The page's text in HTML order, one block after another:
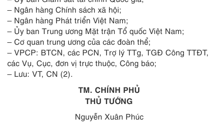
– Ngân hàng Chính sách xã hội;
– Ngân hàng Phát triển Việt Nam;
– Ủy ban Trung ương Mặt trận Tổ quốc Việt Nam;
– Cơ quan trung ương của các đoàn thể;
– VPCP: BTCN, các PCN, Trợ lý TTg, TGĐ Công TTĐT,
các Vụ, Cục, đơn vị trực thuộc, Công báo;
– Lưu: VT, CN (2).
TM. CHÍNH PHỦ
THỦ TƯỚNG
Nguyễn Xuân Phúc